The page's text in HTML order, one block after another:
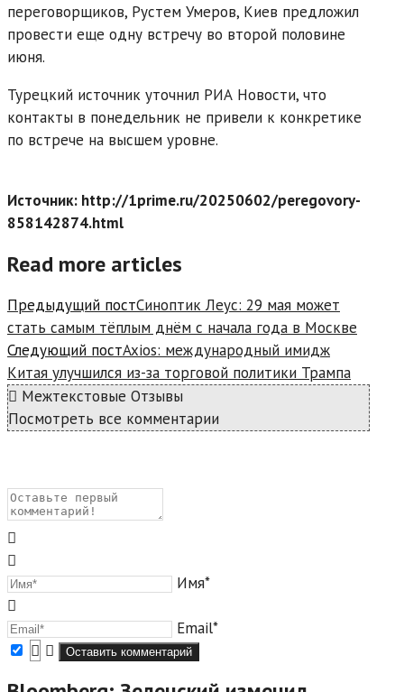
переговорщиков, Рустем Умеров, Киев предложил
провести еще одну встречу во второй половине
июня.
Турецкий источник уточнил РИА Новости, что
контакты в понедельник не привели к конкретике
по встрече на высшем уровне.
Источник: http://1prime.ru/20250602/peregovory-
858142874.html
Read more articles
Предыдущий постСиноптик Леус: 29 мая может
стать самым тёплым днём с начала года в Москве
Следующий постAxios: международный имидж
Китая улучшился из-за торговой политики Трампа
Межтекстовые Отзывы
Посмотреть все комментарии
Имя*
Email*